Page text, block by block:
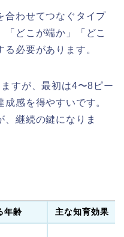
合わせてつなぐタイプ
「どこが端か」「どこ
必要があります。
すが、最初は4〜8ピー
感を得やすいです。
、継続の鍵になりま
年齢 主な知育効果